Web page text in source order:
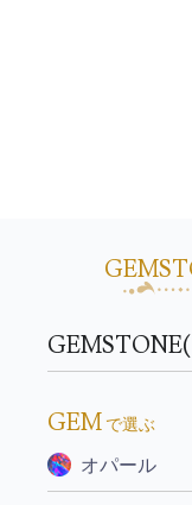
GEMSTONE(
GEM で選ぶ
オパール